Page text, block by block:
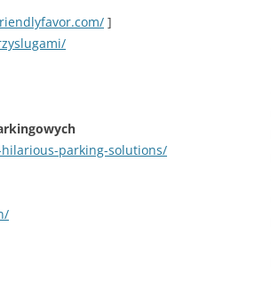
]
parking-solutions/